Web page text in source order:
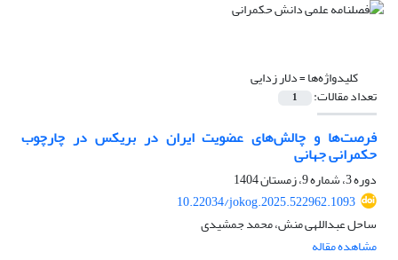
کلیدواژه‌ها =دلار زدایی
تعداد مقالات: 1
فرصت‌ها و چالش‌های عضویت ایران در بریکس در چارچوب
حکمرانی جهانی
دوره 3، شماره 9، زمستان 1404
10.22034/jokog.2025.522962.1093
ساحل عبداللهی منش، محمد جمشیدی
مشاهده مقاله